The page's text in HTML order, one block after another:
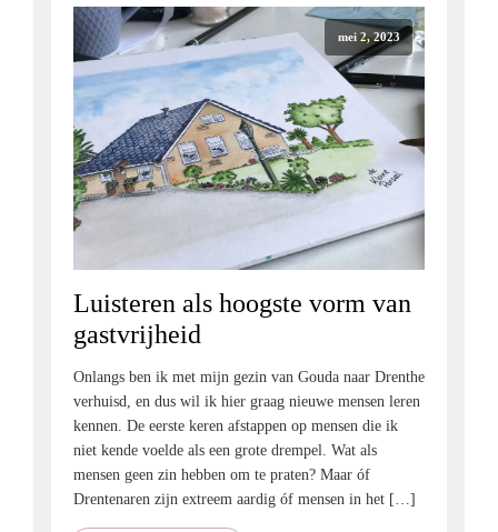
mei 2, 2023
Luisteren als hoogste vorm van
gastvrijheid
Onlangs ben ik met mijn gezin van Gouda naar Drenthe
verhuisd, en dus wil ik hier graag nieuwe mensen leren
kennen. De eerste keren afstappen op mensen die ik
niet kende voelde als een grote drempel. Wat als
mensen geen zin hebben om te praten? Maar óf
Drentenaren zijn extreem aardig óf mensen in het […]